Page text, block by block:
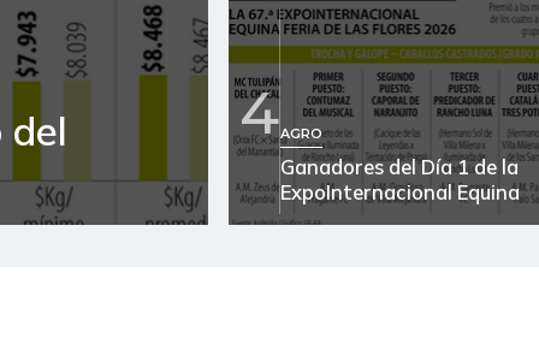
Cilantro
Ciruela roja
Curuba
Curuba larga
del 4AGRO
Ganadores del Día 1 de la
ExpoInternacional Equina